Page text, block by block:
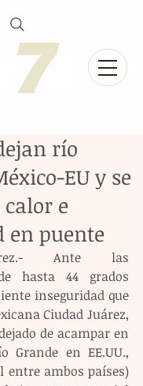
río
EU y se
e
en puente
Ante las
hasta 44 grados
inseguridad que
Ciudad Juárez,
de acampar en
Grande en EE.UU.,
ambos países)